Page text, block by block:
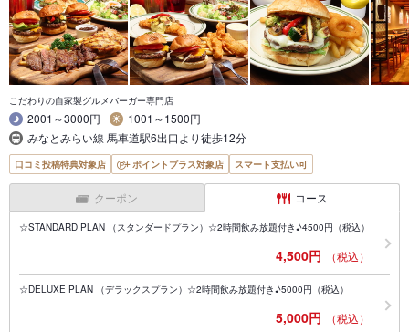
こだわりの自家製グルメバーガー専門店
2001～3000円
1001～1500円
みなとみらい線 馬車道駅6出口より徒歩12分
口コミ投稿特典対象店 ポイントプラス対象店 スマート支払い可
クーポン コース
☆STANDARD PLAN （スタンダードプラン）☆2時間飲み放題付き♪4500円（税込）
4,500円 （税込）
☆DELUXE PLAN （デラックスプラン）☆2時間飲み放題付き♪5000円（税込）
5,000円 （税込）